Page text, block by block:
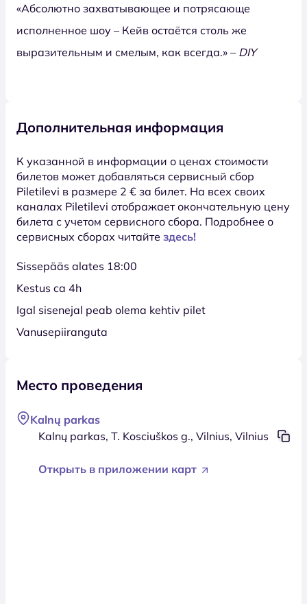
«Абсолютно захватывающее и потрясающе
исполненное шоу – Кейв остаётся столь же
выразительным и смелым, как всегда.» – DIY
Дополнительная информация
К указанной в информации о ценах стоимости
билетов может добавляться сервисный сбор
Piletilevi в размере 2 € за билет. На всех своих
каналах Piletilevi отображает окончательную цену
билета с учетом сервисного сбора. Подробнее о
сервисных сборах читайте здесь!
Sissepääs alates 18:00
Kestus ca 4h
Igal sisenejal peab olema kehtiv pilet
Vanusepiiranguta
Место проведения
Kalnų parkas
Kalnų parkas, T. Kosciuškos g., Vilnius, Vilnius
Открыть в приложении карт